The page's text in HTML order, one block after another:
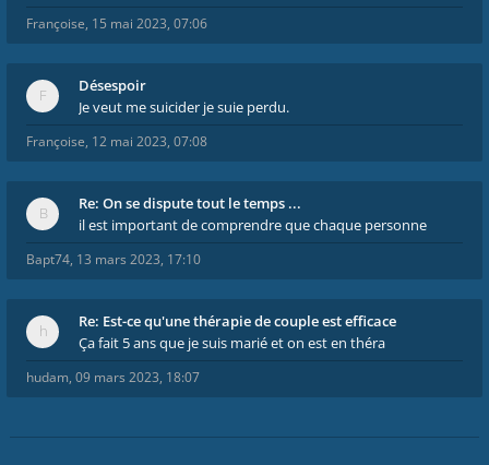
Françoise, 15 mai 2023, 07:06
Désespoir
Je veut me suicider je suie perdu.
Françoise, 12 mai 2023, 07:08
Re: On se dispute tout le temps ...
il est important de comprendre que chaque personne
Bapt74, 13 mars 2023, 17:10
Re: Est-ce qu'une thérapie de couple est efficace
Ça fait 5 ans que je suis marié et on est en théra
hudam, 09 mars 2023, 18:07